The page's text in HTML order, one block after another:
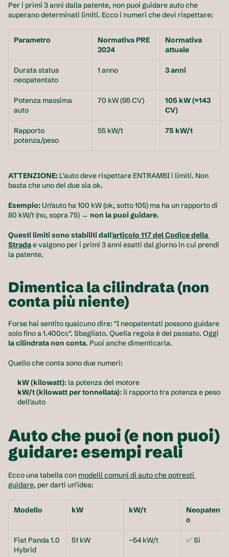
Per i primi 3 anni dalla patente, non puoi guidare auto che
superano determinati limiti. Ecco i numeri che devi rispettare:
Parametro
Normativa PRE
2024
Normativa
attuale
Durata status
neopatentato
1 anno 3 anni
Potenza massima
auto
70 kW (95 CV)
105 kW (≈143
CV)
Rapporto
potenza/peso
55 kW/t 75 kW/t
ATTENZIONE: L'auto deve rispettare ENTRAMBI i limiti. Non
basta che uno dei due sia ok.
Esempio: Un'auto ha 100 kW (ok, sotto 105) ma ha un rapporto di
80 kW/t (no, sopra 75) → non la puoi guidare.
Questi limiti sono stabiliti dall'articolo 117 del Codice della
Strada e valgono per i primi 3 anni esatti dal giorno in cui prendi
la patente.
Dimentica la cilindrata (non
conta più niente)
Forse hai sentito qualcuno dire: "I neopatentati possono guidare
la cilindrata non conta. Puoi anche dimenticarla.
Quello che conta sono due numeri:
kW (kilowatt): la potenza del motore
kW/t (kilowatt per tonnellata): il rapporto tra potenza e peso
dell'auto
Auto che puoi (e non puoi)
guidare: esempi reali
Ecco una tabella con modelli comuni di auto che potresti
guidare, per darti un’idea:
Modello kW kW/t
Neopatentat
o
Fiat Panda 1.0
Hybrid
51 kW ~54 kW/t ✅ Sì